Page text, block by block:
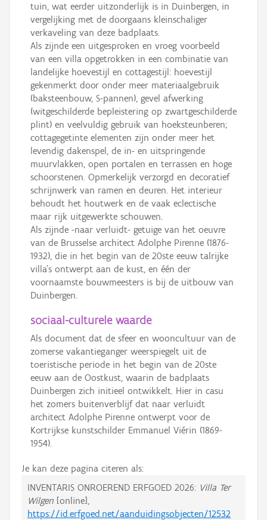
tuin, wat eerder uitzonderlijk is in Duinbergen, in
vergelijking met de doorgaans kleinschaliger
verkaveling van deze badplaats.
Als zijnde een uitgesproken en vroeg voorbeeld
van een villa opgetrokken in een combinatie van
landelijke hoevestijl en cottagestijl: hoevestijl
gekenmerkt door onder meer materiaalgebruik
(baksteenbouw, S-pannen), gevel afwerking
(witgeschilderde bepleistering op zwartgeschilderde
plint) en veelvuldig gebruik van hoeksteunberen;
cottagegetinte elementen zijn onder meer het
levendig dakenspel, de in- en uitspringende
muurvlakken, open portalen en terrassen en hoge
schoorstenen. Opmerkelijk verzorgd en decoratief
schrijnwerk van ramen en deuren. Het interieur
behoudt het houtwerk en de vaak eclectische
maar rijk uitgewerkte schouwen.
Als zijnde -naar verluidt- getuige van het oeuvre
van de Brusselse architect Adolphe Pirenne (1876-
1932), die in het begin van de 20ste eeuw talrijke
villa's ontwerpt aan de kust, en één der
voornaamste bouwmeesters is bij de uitbouw van
Duinbergen.
sociaal-culturele waarde
Als document dat de sfeer en wooncultuur van de
zomerse vakantieganger weerspiegelt uit de
toeristische periode in het begin van de 20ste
eeuw aan de Oostkust, waarin de badplaats
Duinbergen zich initieel ontwikkelt. Hier in casu
het zomers buitenverblijf dat naar verluidt
architect Adolphe Pirenne ontwerpt voor de
Kortrijkse kunstschilder Emmanuel Viérin (1869-
1954).
Je kan deze pagina citeren als:
INVENTARIS ONROEREND ERFGOED 2026: Villa Ter
Wilgen [online],
https://id.erfgoed.net/aanduidingsobjecten/12532